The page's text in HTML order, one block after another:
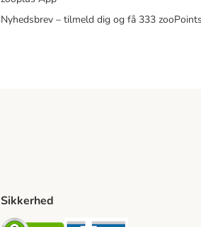
Nyhedsbrev – tilmeld dig og få 333 zooPoints
Sikkerhed